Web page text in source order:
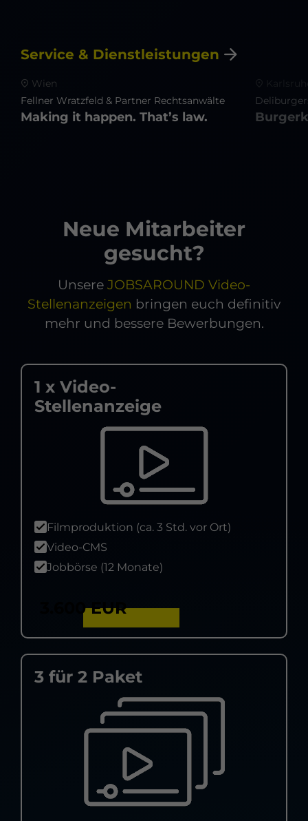
Service & Dienstleistungen
Fellner Wratzfeld & Partner Rechtsanwälte
Making it happen. That’s law.
Wien
Neue Mitarbeiter
gesucht?
Unsere JOBSAROUND Video-
Stellenanzeigen bringen euch definitiv
mehr und bessere Bewerbungen.
1 x Video-
Stellenanzeige
Filmproduktion (ca. 3 Std. vor Ort)
Video-CMS
Jobbörse (12 Monate)
3.600 EUR
3 für 2 Paket